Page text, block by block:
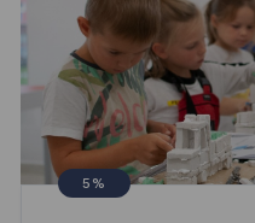
5%